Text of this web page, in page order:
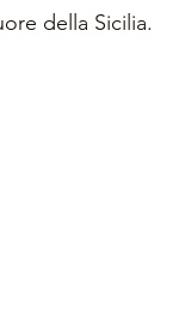
della Sicilia.